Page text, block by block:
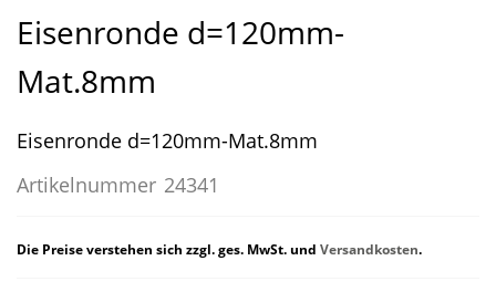
Anfang
der
Bildergalerie
springen
Eisenronde d=120mm-
Mat.8mm
Eisenronde d=120mm-Mat.8mm
Artikelnummer 24341
Die Preise verstehen sich zzgl. ges. MwSt. und Versandkosten.